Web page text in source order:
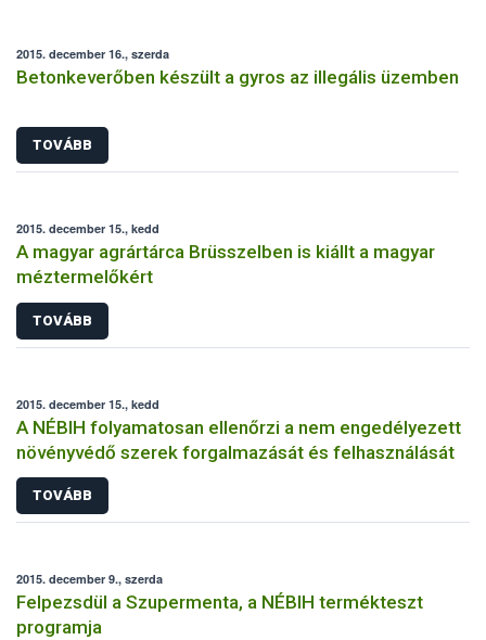
2015. december 16., szerda
Betonkeverőben készült a gyros az illegális üzemben
TOVÁBB
2015. december 15., kedd
A magyar agrártárca Brüsszelben is kiállt a magyar
méztermelőkért
TOVÁBB
2015. december 15., kedd
A NÉBIH folyamatosan ellenőrzi a nem engedélyezett
növényvédő szerek forgalmazását és felhasználását
TOVÁBB
2015. december 9., szerda
Felpezsdül a Szupermenta, a NÉBIH termékteszt
programja